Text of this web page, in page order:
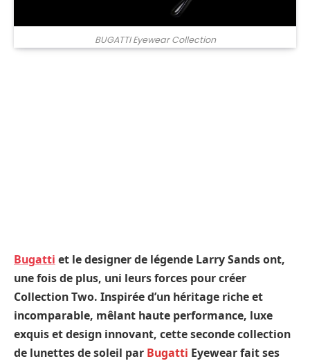
BUGATTI Eyewear Collection
Bugatti et le designer de légende Larry Sands ont,
une fois de plus, uni leurs forces pour créer
Collection Two. Inspirée d’un héritage riche et
incomparable, mêlant haute performance, luxe
exquis et design innovant, cette seconde collection
de lunettes de soleil par Bugatti Eyewear fait ses